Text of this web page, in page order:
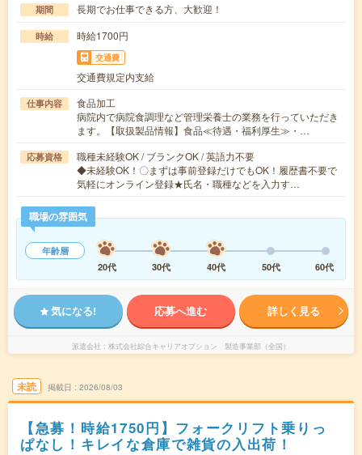
期間 長期でお仕事できる方、大歓迎！
時給 時給1700円
交通費
交通費規定内支給
仕事内容
食品加工
病院内で病院食調理など管理栄養士の業務を行っていただき
ます。【取扱製品情報】食品≪待遇・福利厚生≫・…
応募資格
職種未経験OK / ブランクOK / 英語力不要
◆未経験OK！〇まずは事前登録だけでもOK！履歴書不要で
気軽にオンライン登録★氏名・職種などを入力す…
職場の雰囲気
年齢層
20代
30代 40代 50代 60代
気になる! 応募へ進む 詳しく見る
派遣会社 株式会社綜合キャリアオプション 製造事業部（全国）
未読 掲載日 2026/08/03
【急募！時給1750円】フォークリフト乗りっ
ぱなし！キレイな倉庫で雑貨の入出荷！